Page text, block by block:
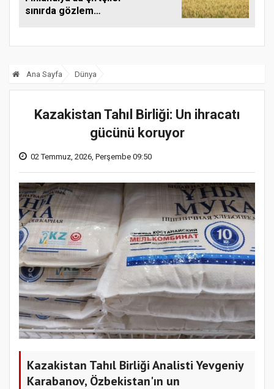
sınırda gözlem
Ana Sayfa Dünya
Kazakistan Tahıl Birliği: Un ihracatı
gücünü koruyor
02 Temmuz, 2026, Perşembe 09:50
Kazakistan Tahıl Birliği Analisti Yevgeniy
Karabanov, Özbekistan'ın un